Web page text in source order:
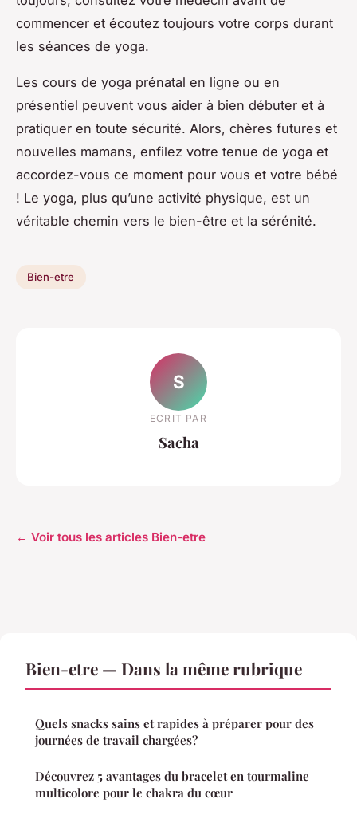
commencer et écoutez toujours votre corps durant
les séances de yoga.
Les cours de yoga prénatal en ligne ou en
présentiel peuvent vous aider à bien débuter et à
pratiquer en toute sécurité. Alors, chères futures et
nouvelles mamans, enfilez votre tenue de yoga et
accordez-vous ce moment pour vous et votre bébé
! Le yoga, plus qu’une activité physique, est un
véritable chemin vers le bien-être et la sérénité.
Bien-etre
S
ECRIT PAR
Sacha
← Voir tous les articles Bien-etre
Bien-etre — Dans la même rubrique
Quels snacks sains et rapides à préparer pour des
journées de travail chargées?
Découvrez 5 avantages du bracelet en tourmaline
multicolore pour le chakra du cœur